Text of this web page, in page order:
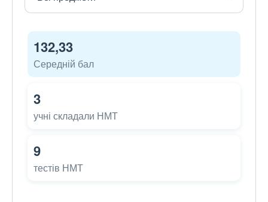
132,33
Середній бал
3
учні складали НМТ
9
тестів НМТ